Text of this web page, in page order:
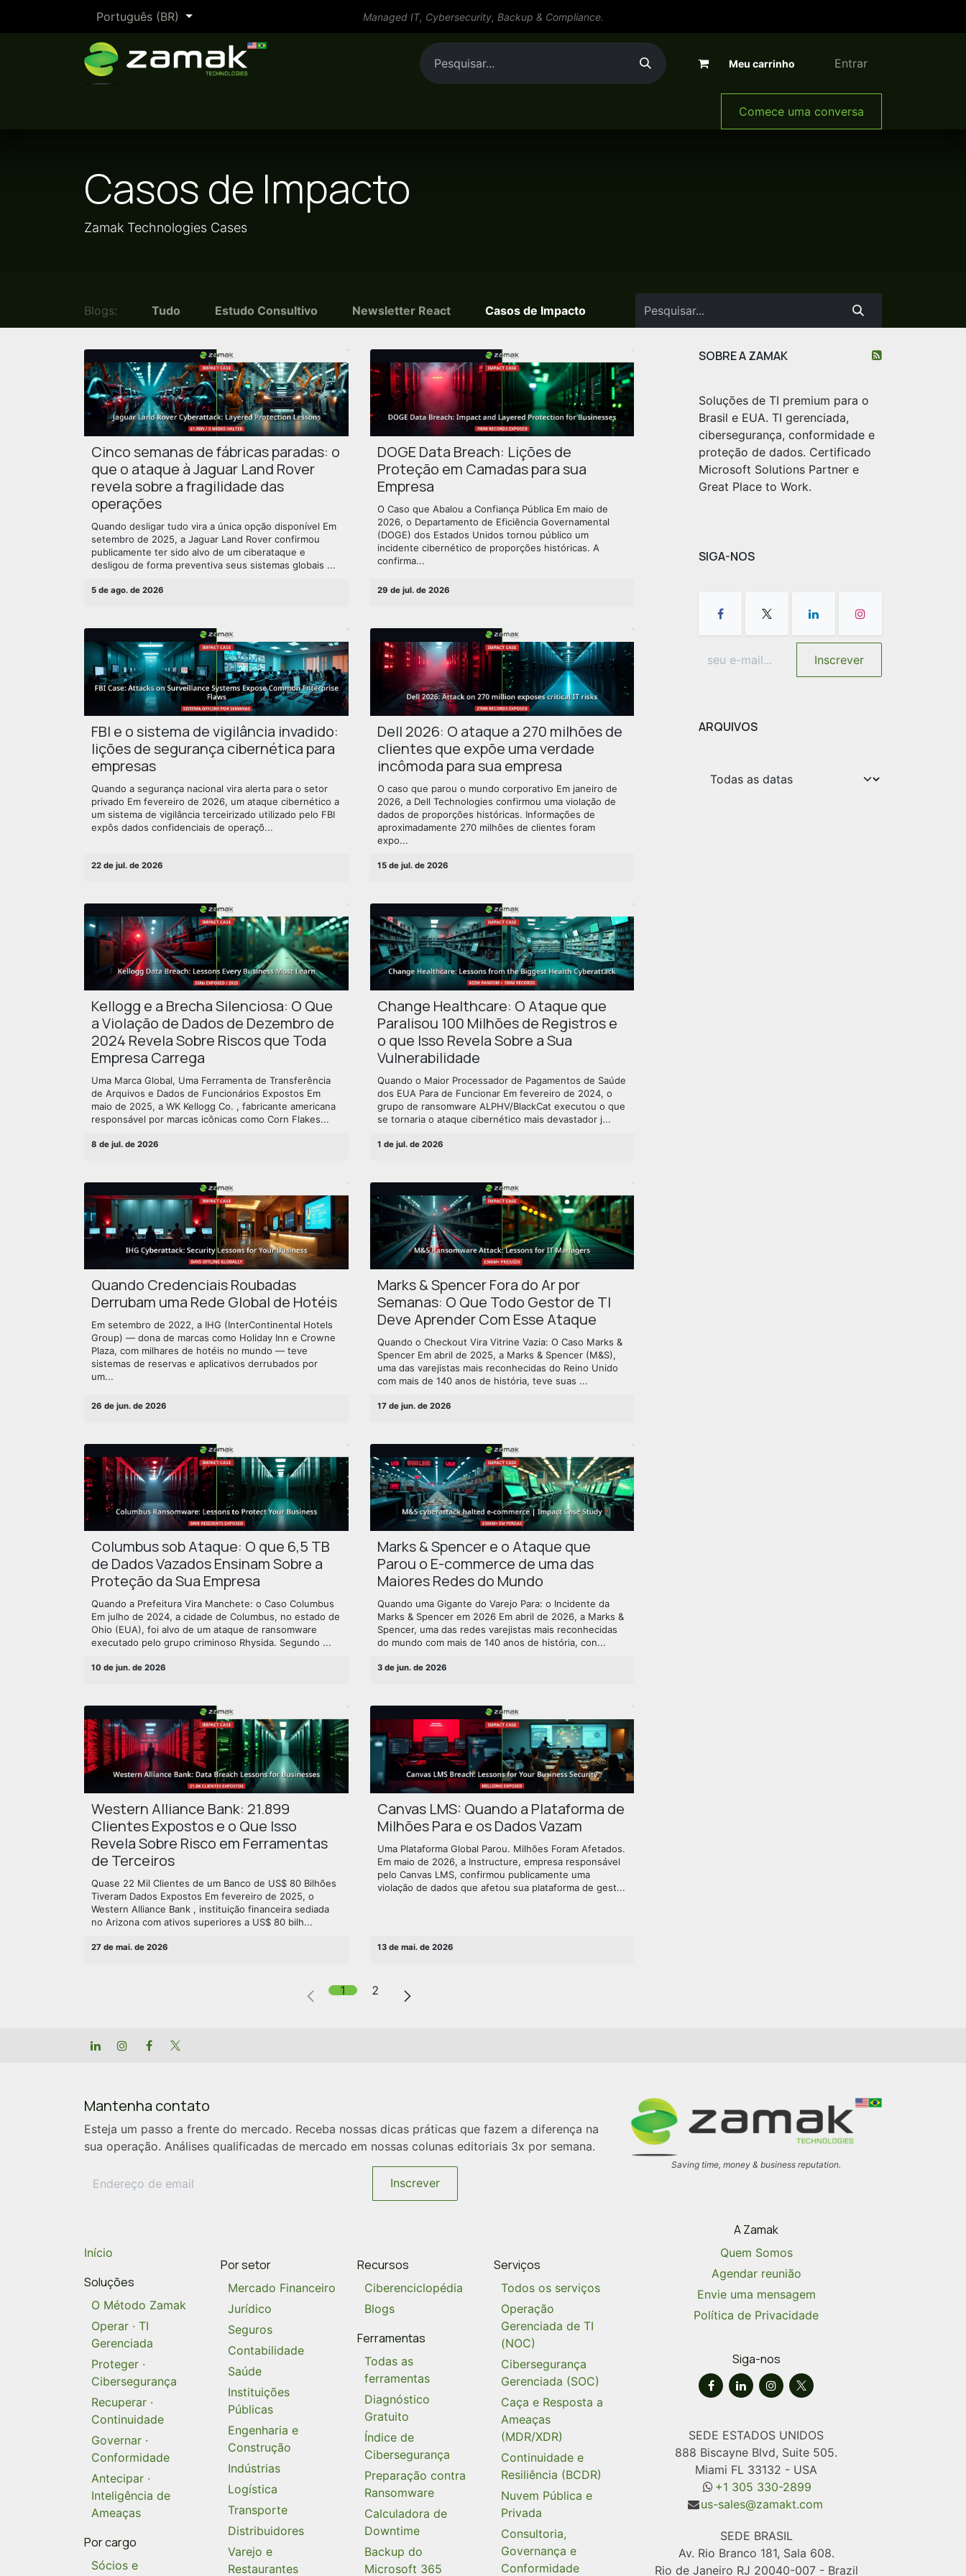
Português (BR) Managed IT, Cybersecurity, Backup & Compliance.
Meu carrinho Entrar
Comece uma conversa
Casos de Impacto
Zamak Technologies Cases
Blogs: Tudo Estudo Consultivo Newsletter React Casos de Impacto
Cinco semanas de fábricas paradas: o
que o ataque à Jaguar Land Rover
revela sobre a fragilidade das
operações
Quando desligar tudo vira a única opção disponível Em
setembro de 2025, a Jaguar Land Rover confirmou
publicamente ter sido alvo de um ciberataque e
desligou de forma preventiva seus sistemas globais ...
5 de ago. de 2026
DOGE Data Breach: Lições de
Proteção em Camadas para sua
Empresa
O Caso que Abalou a Confiança Pública Em maio de
2026, o Departamento de Eficiência Governamental
(DOGE) dos Estados Unidos tornou público um
incidente cibernético de proporções históricas. A
confirma...
29 de jul. de 2026
FBI e o sistema de vigilância invadido:
lições de segurança cibernética para
empresas
Quando a segurança nacional vira alerta para o setor
privado Em fevereiro de 2026, um ataque cibernético a
um sistema de vigilância terceirizado utilizado pelo FBI
expôs dados confidenciais de operaçõ...
22 de jul. de 2026
Dell 2026: O ataque a 270 milhões de
clientes que expõe uma verdade
incômoda para sua empresa
O caso que parou o mundo corporativo Em janeiro de
2026, a Dell Technologies confirmou uma violação de
dados de proporções históricas. Informações de
aproximadamente 270 milhões de clientes foram
expo...
15 de jul. de 2026
Kellogg e a Brecha Silenciosa: O Que
a Violação de Dados de Dezembro de
2024 Revela Sobre Riscos que Toda
Empresa Carrega
Uma Marca Global, Uma Ferramenta de Transferência
de Arquivos e Dados de Funcionários Expostos Em
maio de 2025, a WK Kellogg Co. , fabricante americana
responsável por marcas icônicas como Corn Flakes...
8 de jul. de 2026
Change Healthcare: O Ataque que
Paralisou 100 Milhões de Registros e
o que Isso Revela Sobre a Sua
Vulnerabilidade
Quando o Maior Processador de Pagamentos de Saúde
dos EUA Para de Funcionar Em fevereiro de 2024, o
grupo de ransomware ALPHV/BlackCat executou o que
se tornaria o ataque cibernético mais devastador j...
1 de jul. de 2026
Quando Credenciais Roubadas
Derrubam uma Rede Global de Hotéis
Em setembro de 2022, a IHG (InterContinental Hotels
Group) — dona de marcas como Holiday Inn e Crowne
Plaza, com milhares de hotéis no mundo — teve
sistemas de reservas e aplicativos derrubados por
um...
26 de jun. de 2026
Marks & Spencer Fora do Ar por
Semanas: O Que Todo Gestor de TI
Deve Aprender Com Esse Ataque
Quando o Checkout Vira Vitrine Vazia: O Caso Marks &
Spencer Em abril de 2025, a Marks & Spencer (M&S),
uma das varejistas mais reconhecidas do Reino Unido
com mais de 140 anos de história, teve suas ...
17 de jun. de 2026
Columbus sob Ataque: O que 6,5 TB
de Dados Vazados Ensinam Sobre a
Proteção da Sua Empresa
Quando a Prefeitura Vira Manchete: o Caso Columbus
Em julho de 2024, a cidade de Columbus, no estado de
Ohio (EUA), foi alvo de um ataque de ransomware
executado pelo grupo criminoso Rhysida. Segundo ...
10 de jun. de 2026
Marks & Spencer e o Ataque que
Parou o E-commerce de uma das
Maiores Redes do Mundo
Quando uma Gigante do Varejo Para: o Incidente da
Marks & Spencer em 2026 Em abril de 2026, a Marks &
Spencer, uma das redes varejistas mais reconhecidas
do mundo com mais de 140 anos de história, con...
3 de jun. de 2026
Western Alliance Bank: 21.899
Clientes Expostos e o Que Isso
Revela Sobre Risco em Ferramentas
de Terceiros
Quase 22 Mil Clientes de um Banco de US$ 80 Bilhões
Tiveram Dados Expostos Em fevereiro de 2025, o
Western Alliance Bank , instituição financeira sediada
no Arizona com ativos superiores a US$ 80 bilh...
27 de mai. de 2026
Canvas LMS: Quando a Plataforma de
Milhões Para e os Dados Vazam
Uma Plataforma Global Parou. Milhões Foram Afetados.
Em maio de 2026, a Instructure, empresa responsável
pelo Canvas LMS, confirmou publicamente uma
violação de dados que afetou sua plataforma de gest...
13 de mai. de 2026
1 2
SOBRE A ZAMAK
Soluções de TI premium para o
Brasil e EUA. TI gerenciada,
cibersegurança, conformidade e
proteção de dados. Certificado
Microsoft Solutions Partner e
Great Place to Work.
SIGA-NOS
Inscrever
ARQUIVOS
Mantenha contato
Esteja um passo a frente do mercado. Receba nossas dicas práticas que fazem a diferença na
sua operação. Análises qualificadas de mercado em nossas colunas editoriais 3x por semana.
Inscrever
Início
Soluções
O Método Zamak
Operar · TI
Gerenciada
Proteger ·
Cibersegurança
Recuperar ·
Continuidade
Governar ·
Conformidade
Antecipar ·
Inteligência de
Ameaças
Por cargo
Sócios e
Por setor
Mercado Financeiro
Jurídico
Seguros
Contabilidade
Saúde
Instituições
Públicas
Engenharia e
Construção
Indústrias
Logística
Transporte
Distribuidores
Varejo e
Restaurantes
Recursos
Ciberenciclopédia
Blogs
Ferramentas
Todas as
ferramentas
Diagnóstico
Gratuito
Índice de
Cibersegurança
Preparação contra
Ransomware
Calculadora de
Downtime
Backup do
Microsoft 365
Serviços
Todos os serviços
Operação
Gerenciada de TI
(NOC)
Cibersegurança
Gerenciada (SOC)
Caça e Resposta a
Ameaças
(MDR/XDR)
Continuidade e
Resiliência (BCDR)
Nuvem Pública e
Privada
Consultoria,
Governança e
Conformidade
Saving time, money & business reputation.
A Zamak
Quem Somos
Agendar reunião
Envie uma mensagem
Política de Privacidade
Siga-nos
SEDE ESTADOS UNIDOS
888 Biscayne Blvd, Suite 505.
Miami FL 33132 - USA
+1 305 330-2899
us-sales@zamakt.com
SEDE BRASIL
Av. Rio Branco 181, Sala 608.
Rio de Janeiro RJ 20040-007 - Brazil